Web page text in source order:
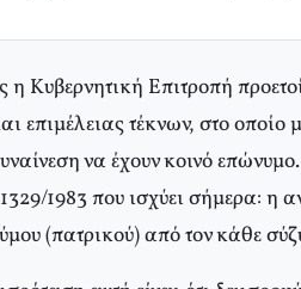
η Κυβερνητική Επιτροπή
επιμέλειας τέκνων, στο
να έχουν κοινό
1983 που ισχύει σήμερα: η
(πατρικού) από τον κάθε